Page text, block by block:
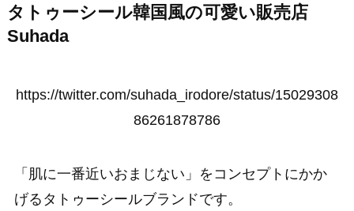
タトゥーシール韓国風の可愛い販売店
Suhada
https://twitter.com/suhada_irodore/status/15029308
86261878786
「肌に一番近いおまじない」をコンセプトにかか
げるタトゥーシールブランドです。